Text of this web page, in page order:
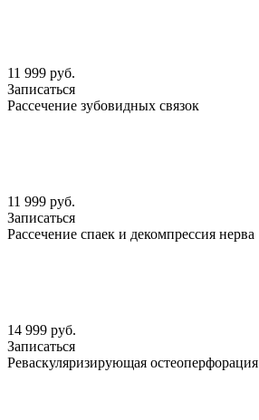
11 999 руб.
Записаться
Рассечение зубовидных связок
11 999 руб.
Записаться
Рассечение спаек и декомпрессия нерва
14 999 руб.
Записаться
Реваскуляризирующая остеоперфорация